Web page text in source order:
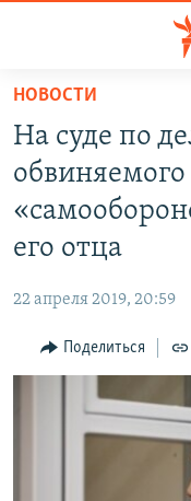
Вернуться
основному
содержанию
главной
Вернутся
поиску
СПЕЦПРОЕКТЫ
ИНТЕРАКТИВ
ИНФОГРАФИКА
ТЕЛЕПРОЕКТ
СОВЕТЫ
РАДІО СВОБОДА
КАК ОБОЙТИ
Українською
НОВОСТИ
На суде по
обвиняемого
его отца
22 апреля 2019, 20:59
Поделиться